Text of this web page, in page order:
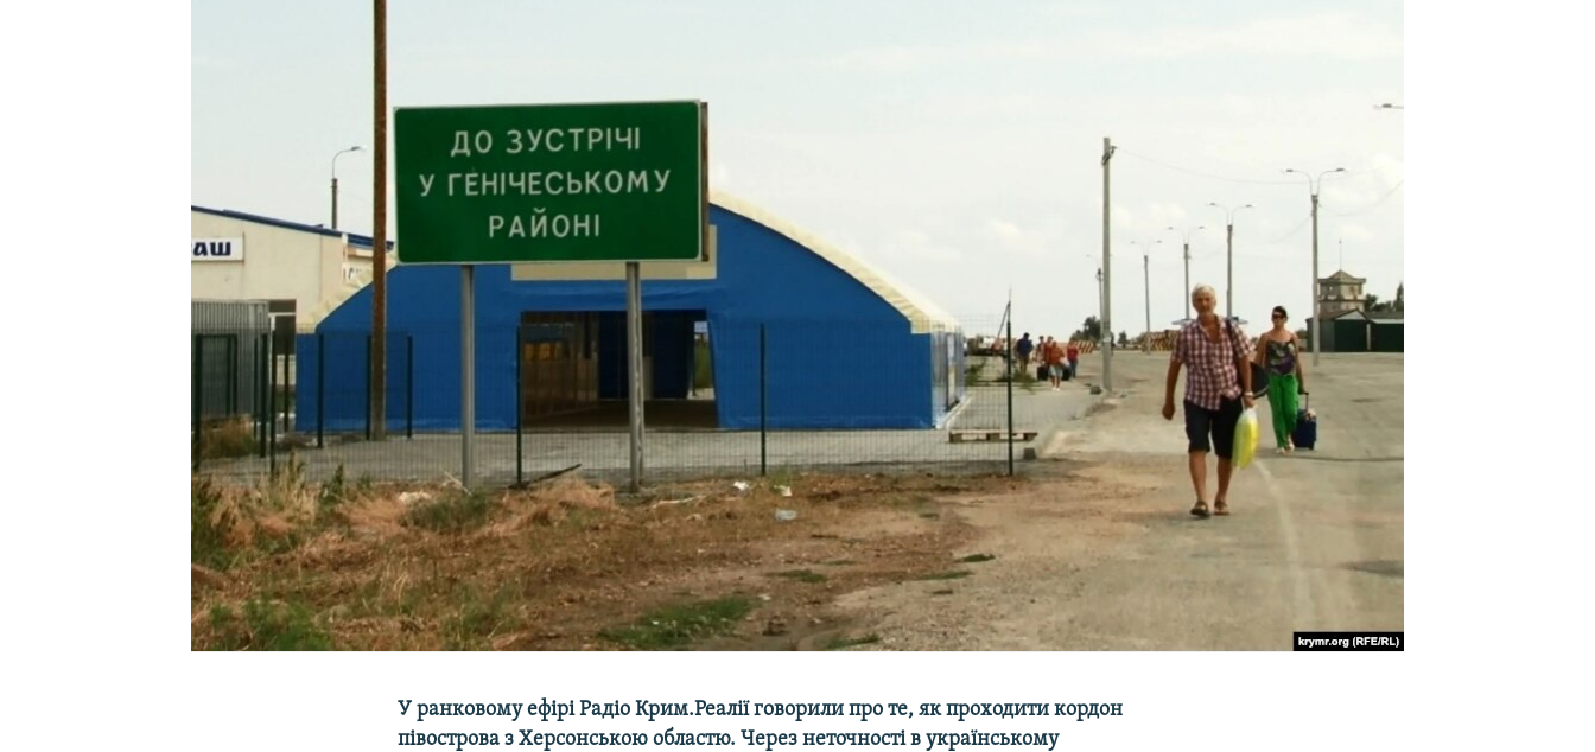
У ранковому ефірі Радіо Крим.Реалії говорили про те, як проходити кордон
півострова з Херсонською областю. Через неточності в українському